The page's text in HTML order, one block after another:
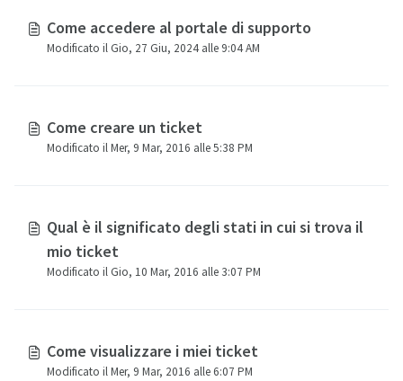
Come accedere al portale di supporto
Modificato il Gio, 27 Giu, 2024 alle 9:04 AM
Come creare un ticket
Modificato il Mer, 9 Mar, 2016 alle 5:38 PM
Qual è il significato degli stati in cui si trova il
mio ticket
Modificato il Gio, 10 Mar, 2016 alle 3:07 PM
Come visualizzare i miei ticket
Modificato il Mer, 9 Mar, 2016 alle 6:07 PM